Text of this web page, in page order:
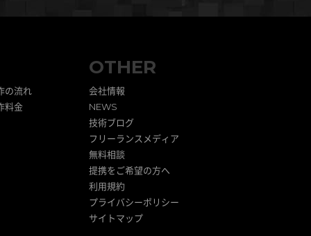
の流れ
料金
OTHER
会社情報
NEWS
技術ブログ
フリーランスメディア
無料相談
提携をご希望の方へ
利用規約
プライバシーポリシー
サイトマップ